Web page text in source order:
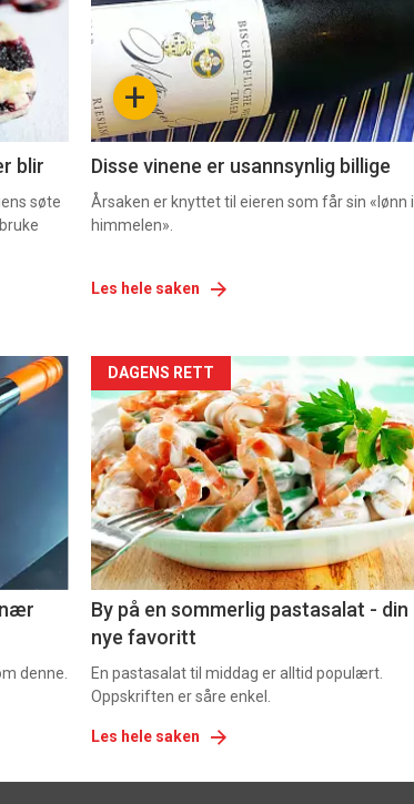
blir
søte
nå
2 +
Disse vinene er usannsynlig billige
Årsaken er knyttet til eieren som får sin «lønn i
himmelen».
Les hele saken
denne.
Forsiden
akkurat
nå
-
5
DAGENS RETT
By på en sommerlig pastasalat - din
nye favoritt
En pastasalat til middag er alltid populært.
Oppskriften er såre enkel.
Les hele saken